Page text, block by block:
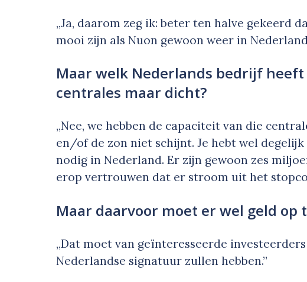
„Ja, daarom zeg ik: beter ten halve gekeerd
mooi zijn als Nuon gewoon weer in
Maar welk Nederlands bedrijf
centrales maar dicht?
„Nee, we hebben de capaciteit van die
en/of de zon niet schijnt. Je hebt wel
nodig in Nederland. Er zijn gewoon zes
erop vertrouwen dat er stroom uit het
Maar daarvoor moet er wel geld op
„Dat moet van geïnteresseerde
Nederlandse signatuur zullen hebben.”